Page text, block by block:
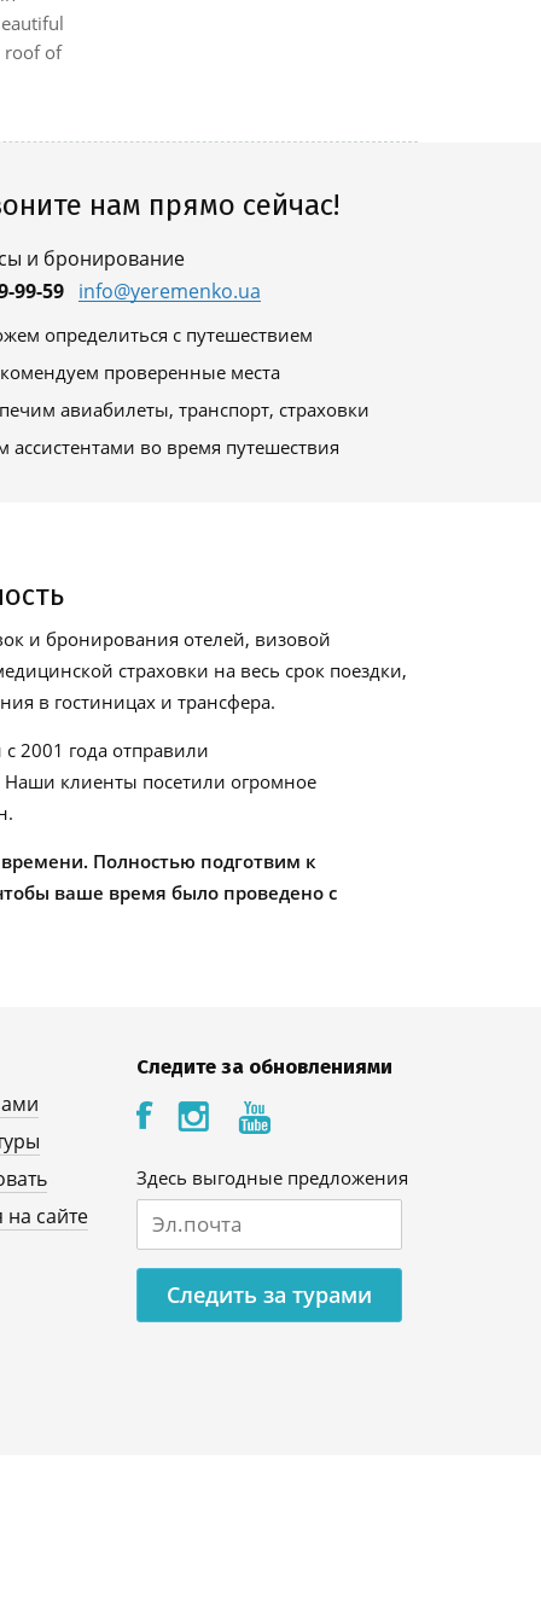
roof of
нам прямо сейчас!
и бронирование
99-59 info@yeremenko.ua
определиться с путешествием
проверенные места
авиабилеты, транспорт, страховки
ассистентами во время путешествия
и бронирования отелей, визовой
страховки на весь срок поездки,
в гостиницах и трансфера.
2001 года отправили
клиенты посетили огромное
Полностью подготвим к
ваше время было проведено с
на сайте
Следите за обновлениями
Здесь выгодные предложения
Следить за турами